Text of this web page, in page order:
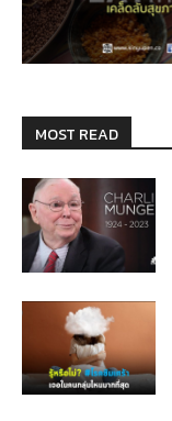
MOST READ